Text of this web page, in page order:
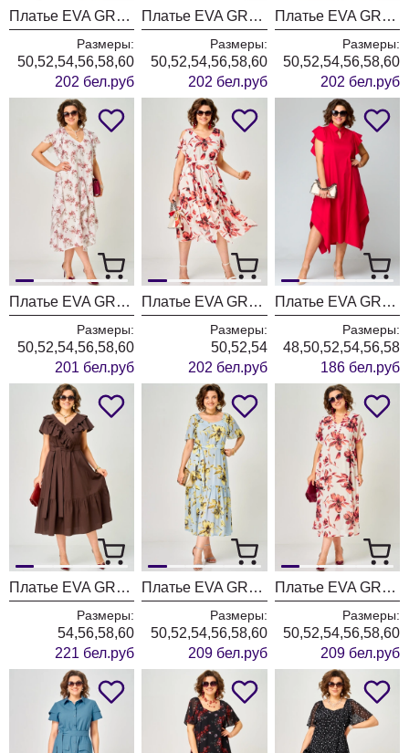
Платье EVA GRANT 7281Е белый + цветочный принт
Размеры:
50,52,54,56,58,60
202 бел.руб
Платье EVA GRANT 7281Е нежно-голубой + цветоный принт
Размеры:
50,52,54,56,58,60
202 бел.руб
Платье EVA GRANT 7327 какао
Размеры:
50,52,54,56,58,60
202 бел.руб
Платье EVA GRANT 7236С принт орихидея
Размеры:
50,52,54,56,58,60
201 бел.руб
Платье EVA GRANT 7281С
Размеры:
50,52,54
202 бел.руб
Платье EVA GRANT 7145 красный
Размеры:
48,50,52,54,56,58
186 бел.руб
Платье EVA GRANT 7225Е шоколад
Размеры:
54,56,58,60
221 бел.руб
Платье EVA GRANT 7246С нежно-голубой + цветы
Размеры:
50,52,54,56,58,60
209 бел.руб
Платье EVA GRANT 7116 белый с цветком
Размеры:
50,52,54,56,58,60
209 бел.руб